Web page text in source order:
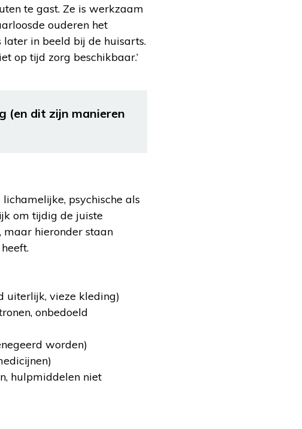
te gast. Ze is werkzaam
ouderen het
later in beeld bij de huisarts.
op tijd zorg beschikbaar.’
(en dit zijn manieren
psychische als
om tijdig de juiste
hieronder staan
uiterlijk, vieze kleding)
onbedoeld
worden)
hulpmiddelen niet